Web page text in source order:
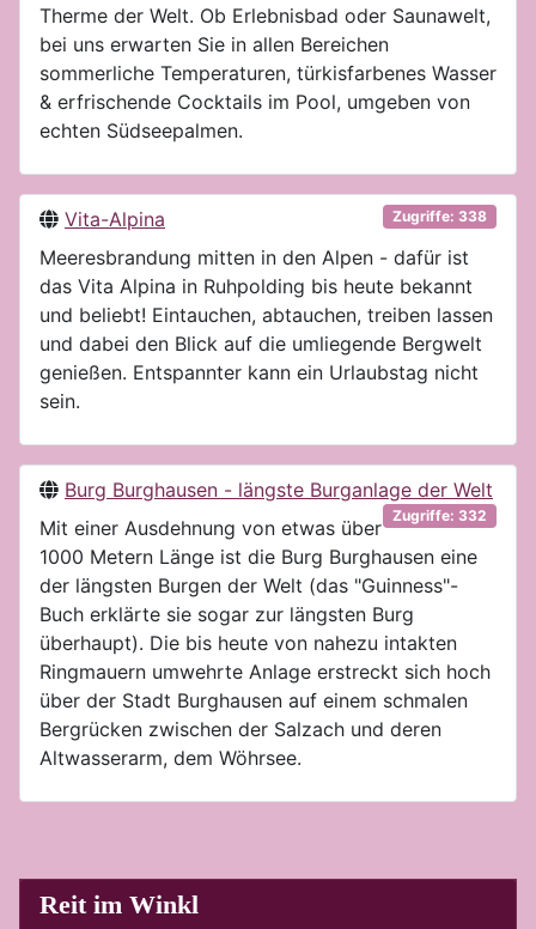
Reit im Winkl
Therme der Welt. Ob Erlebnisbad oder Saunawelt,
bei uns erwarten Sie in allen Bereichen
sommerliche Temperaturen, türkisfarbenes Wasser
& erfrischende Cocktails im Pool, umgeben von
echten Südseepalmen.
Vita-Alpina Zugriffe: 338
Meeresbrandung mitten in den Alpen - dafür ist
das Vita Alpina in Ruhpolding bis heute bekannt
und beliebt! Eintauchen, abtauchen, treiben lassen
und dabei den Blick auf die umliegende Bergwelt
genießen. Entspannter kann ein Urlaubstag nicht
sein.
Burg Burghausen - längste Burganlage der Welt
Zugriffe: 332
Mit einer Ausdehnung von etwas über
1000 Metern Länge ist die Burg Burghausen eine
der längsten Burgen der Welt (das "Guinness"-
Buch erklärte sie sogar zur längsten Burg
überhaupt). Die bis heute von nahezu intakten
Ringmauern umwehrte Anlage erstreckt sich hoch
über der Stadt Burghausen auf einem schmalen
Bergrücken zwischen der Salzach und deren
Altwasserarm, dem Wöhrsee.